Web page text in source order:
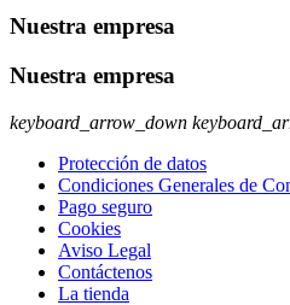
Nuestra empresa
Nuestra empresa
keyboard_arrow_down
Protección de datos
Condiciones Generales de
Pago seguro
Cookies
Aviso Legal
Contáctenos
La tienda